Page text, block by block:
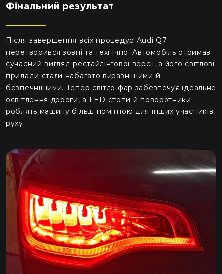
Фінальний результат
Після завершення всіх процедур Audi Q7
перетворився зовні та технічно. Автомобіль отримав
сучасний вигляд рестайлінгової версії, а його світлові
прилади стали набагато виразнішими й
безпечнішими. Тепер світло фар забезпечує ідеальне
освітлення дороги, а LED-стопи й поворотники
роблять машину більш помітною для інших учасників
руху.